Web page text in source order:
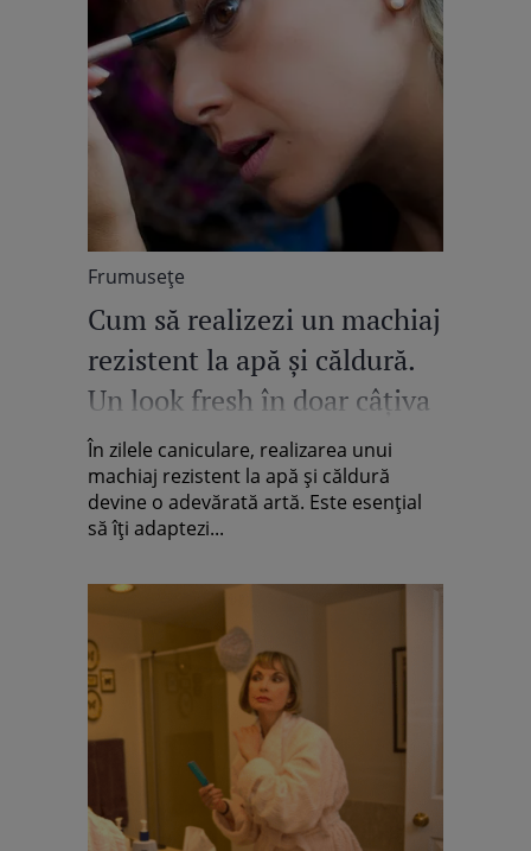
Frumuseţe
Cum să realizezi un machiaj
rezistent la apă și căldură.
Un look fresh în doar câţiva
paşi
În zilele caniculare, realizarea unui
machiaj rezistent la apă și căldură
devine o adevărată artă. Este esențial
să îți adaptezi...